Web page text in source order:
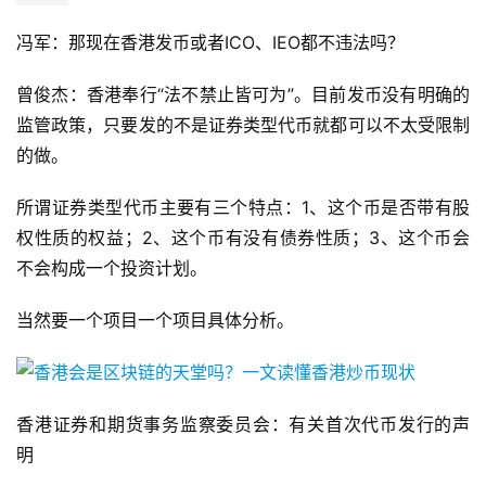
冯军：那现在香港发币或者ICO、IEO都不违法吗？
曾俊杰：香港奉行“法不禁止皆可为”。目前发币没有明确的
监管政策，只要发的不是证券类型代币就都可以不太受限制
的做。
所谓证券类型代币主要有三个特点：1、这个币是否带有股
权性质的权益；2、这个币有没有债券性质；3、这个币会
不会构成一个投资计划。
当然要一个项目一个项目具体分析。
香港证券和期货事务监察委员会：有关首次代币发行的声
明